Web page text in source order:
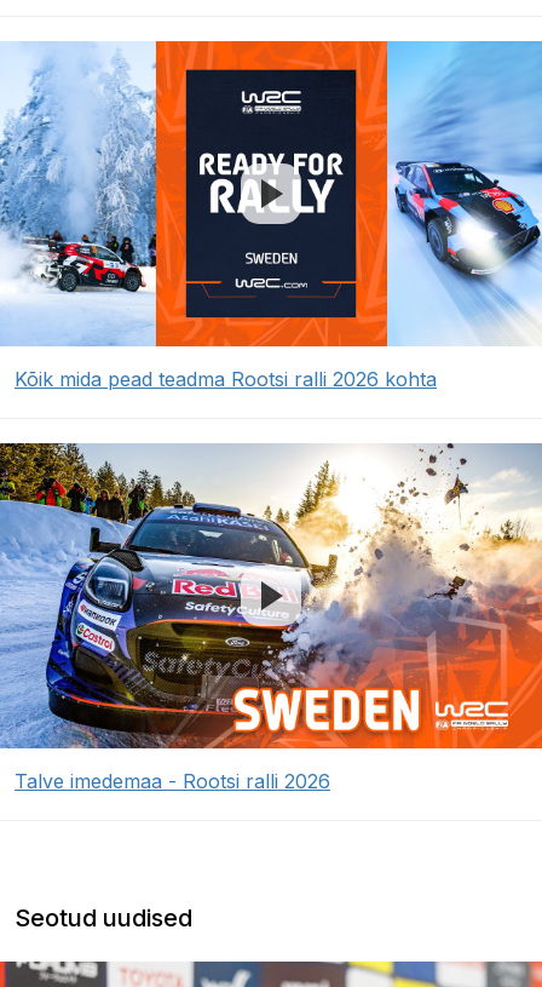
Kõik mida pead teadma Rootsi ralli 2026 kohta
Talve imedemaa - Rootsi ralli 2026
Seotud uudised